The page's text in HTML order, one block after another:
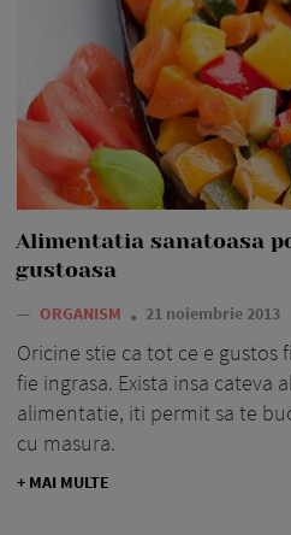
Alimentatia sanatoasa
gustoasa
— ORGANISM 21 noiembrie 2013
Oricine stie ca tot ce e gustos
fie ingrasa. Exista insa cateva
alimentatie, iti permit sa te
cu masura.
+ MAI MULTE